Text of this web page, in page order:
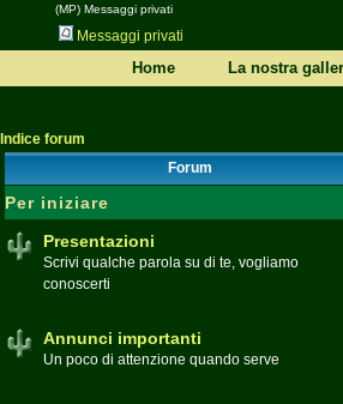
(MP) Messaggi privati
Messaggi privati
Home La nostra
Indice forum
Forum
Per iniziare
Presentazioni
Scrivi qualche parola su di te, vogliamo
conoscerti
Annunci importanti
Un poco di attenzione quando serve